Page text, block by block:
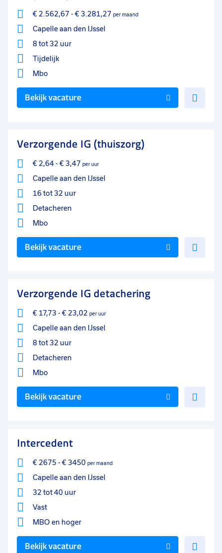
€ 2.562,67 - € 3.281,27 per maand
Capelle aan den IJssel
8 tot 32 uur
Tijdelijk
Mbo
Bekijk vacature
Verzorgende IG (thuiszorg)
€ 2,64- € 3,47 per uur
Capelle aan den IJssel
16 tot 32 uur
Detacheren
Mbo
Bekijk vacature
Verzorgende IG detachering
€ 17,73 - € 23,02 per uur
Capelle aan den IJssel
8 tot 32 uur
Detacheren
Mbo
Bekijk vacature
Intercedent
€ 2675 - € 3450 per maand
Capelle aan den IJssel
32 tot 40 uur
Vast
MBO en hoger
Bekijk vacature